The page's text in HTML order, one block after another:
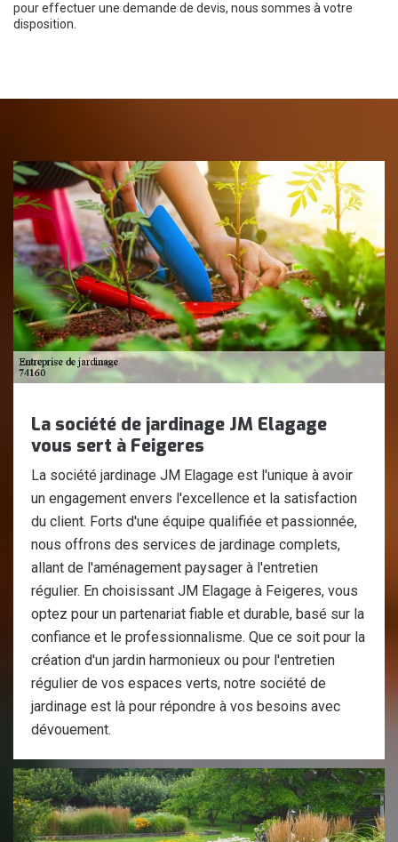
pour effectuer une demande de devis, nous sommes à votre
disposition.
La société de jardinage JM Elagage
vous sert à Feigeres
La société jardinage JM Elagage est l'unique à avoir
un engagement envers l'excellence et la satisfaction
du client. Forts d'une équipe qualifiée et passionnée,
nous offrons des services de jardinage complets,
allant de l'aménagement paysager à l'entretien
régulier. En choisissant JM Elagage à Feigeres, vous
optez pour un partenariat fiable et durable, basé sur la
confiance et le professionnalisme. Que ce soit pour la
création d'un jardin harmonieux ou pour l'entretien
régulier de vos espaces verts, notre société de
jardinage est là pour répondre à vos besoins avec
dévouement.